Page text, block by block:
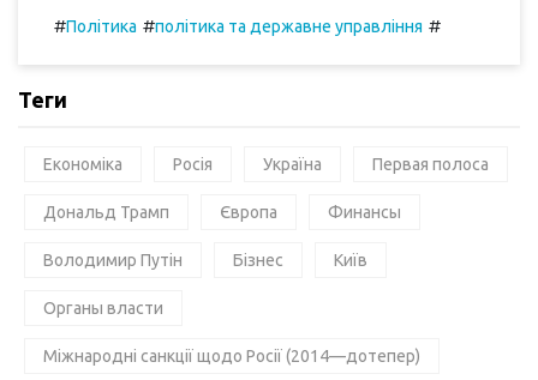
#Політика #політика та державне управління #
Теги
Економіка Росія Україна Первая полоса
Дональд Трамп Європа Финансы
Володимир Путін Бізнес Київ
Органы власти
Міжнародні санкції щодо Росії (2014—дотепер)